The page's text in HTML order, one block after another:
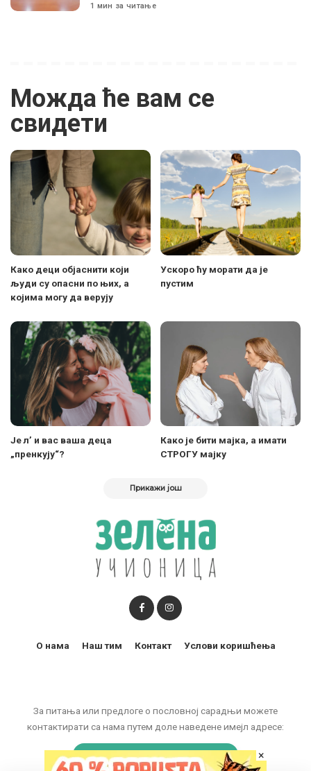
1 мин за читање
Можда ће вам се
свидети
Како деци објаснити који
људи су опасни по њих, а
којима могу да верују
Ускоро ћу морати да је
пустим
Је л’ и вас ваша деца
„пренкују“?
Како је бити мајка, а имати
СТРОГУ мајку
Прикажи још
За питања или предлоге о пословној сарадњи можете
контактирати са нама путем доле наведене имејл адресе:
marketing@zelenaucionica.com
О нама Наш тим Контакт Услови коришћења
×